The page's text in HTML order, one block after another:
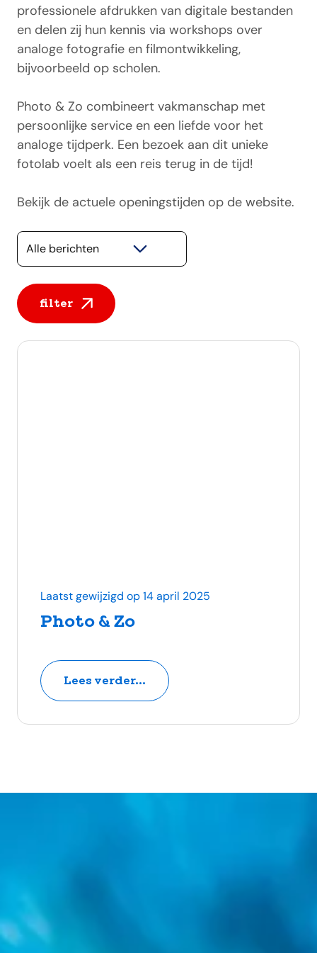
professionele afdrukken van digitale bestanden
en delen zij hun kennis via workshops over
analoge fotografie en filmontwikkeling,
bijvoorbeeld op scholen.
Photo & Zo combineert vakmanschap met
persoonlijke service en een liefde voor het
analoge tijdperk. Een bezoek aan dit unieke
fotolab voelt als een reis terug in de tijd!
Bekijk de actuele openingstijden op de website.
Selecteer een categorie
filter
Photo & Zo
Laatst gewijzigd op 14 april 2025
Lees verder...